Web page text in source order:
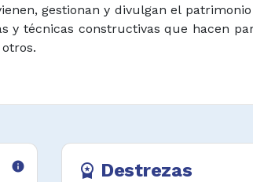
gestionan y divulgan el
y técnicas constructivas que hacen
info workspace_premium Destrezas